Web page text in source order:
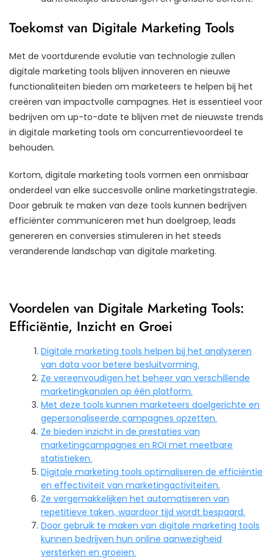
Toekomst van Digitale Marketing Tools
Met de voortdurende evolutie van technologie zullen
digitale marketing tools blijven innoveren en nieuwe
functionaliteiten bieden om marketeers te helpen bij het
creëren van impactvolle campagnes. Het is essentieel voor
bedrijven om up-to-date te blijven met de nieuwste trends
in digitale marketing tools om concurrentievoordeel te
behouden.
Kortom, digitale marketing tools vormen een onmisbaar
onderdeel van elke succesvolle online marketingstrategie.
Door gebruik te maken van deze tools kunnen bedrijven
efficiënter communiceren met hun doelgroep, leads
genereren en conversies stimuleren in het steeds
veranderende landschap van digitale marketing.
Voordelen van Digitale Marketing Tools:
Efficiëntie, Inzicht en Groei
Digitale marketing tools helpen bij het analyseren
van data voor betere besluitvorming.
Ze vereenvoudigen het beheer van verschillende
marketingkanalen op één platform.
Met deze tools kunnen marketeers doelgerichte en
gepersonaliseerde campagnes opzetten.
Ze bieden inzicht in de prestaties van
marketingcampagnes en ROI met meetbare
statistieken.
Digitale marketing tools optimaliseren de efficiëntie
en effectiviteit van marketingactiviteiten.
Ze vergemakkelijken het automatiseren van
repetitieve taken, waardoor tijd wordt bespaard.
Door gebruik te maken van digitale marketing tools
kunnen bedrijven hun online aanwezigheid
versterken en groeien.